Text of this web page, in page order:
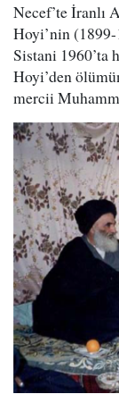
Necef’te İranlı
Hoyi’nin (1899-
Sistani 1960’ta
Hoyi’den
mercii